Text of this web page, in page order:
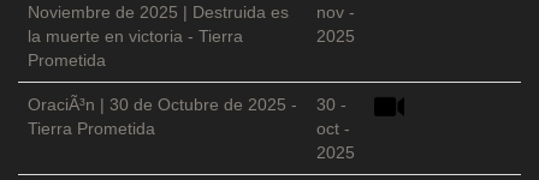
Noviembre de 2025 | Destruida es
la muerte en victoria - Tierra
Prometida
nov -
2025
OraciÃ³n | 30 de Octubre de 2025 -
Tierra Prometida
30 -
oct -
2025